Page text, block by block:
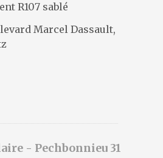
R107 sablé
Marcel Dassault,
- Pechbonnieu 31